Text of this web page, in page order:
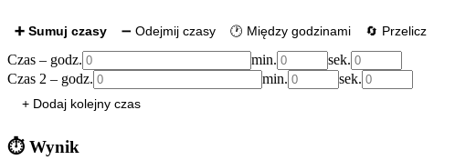
➕ Sumuj czasy ➖ Odejmij czasy 🕐 Między godzinami 🔄 Przelicz
Czas – godz. min.
sek.
Czas 2 – godz. min. sek.
+ Dodaj kolejny czas
⏱️ Wynik